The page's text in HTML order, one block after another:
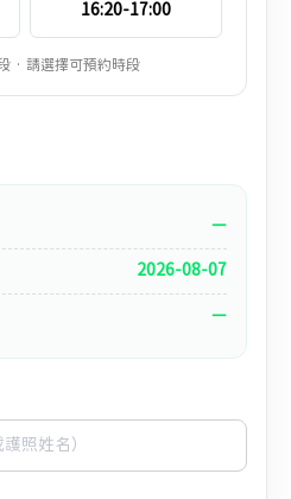
16:20-17:00
· 請選擇可預約時段
—
2026-08-07
—